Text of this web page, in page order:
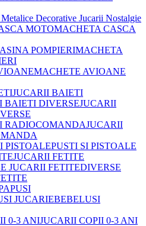
Decorative Jucarii Nostalgie
MACHETA CASCA
MACHETA
MACHETE AVIOANE
JUCARII BAIETI
JUCARII
JUCARII
PUSTI SI PISTOALE
JUCARII FETITE
DIVERSE
BEBELUSI
JUCARII COPII 0-3 ANI